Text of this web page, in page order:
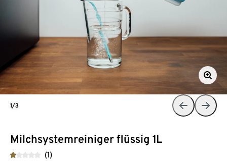
Milchsystemreiniger flüssig 1L
(1)
1/3